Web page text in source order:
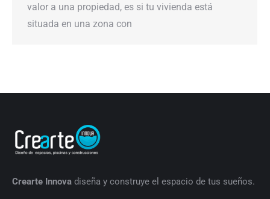
valor a una propiedad, es si tu vivienda está
situada en una zona con
Crearte Innova diseña y construye el espacio de tus sueños.